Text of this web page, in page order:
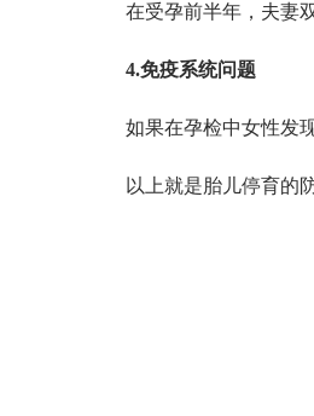
在受孕前半年，夫妻
4.免疫系统问题
如果在孕检中女性发
以上就是胎儿停育的